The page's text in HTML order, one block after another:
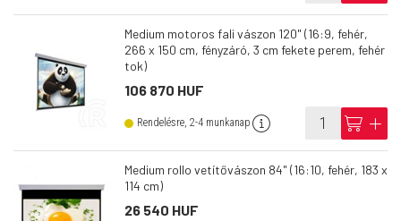
Medium motoros fali vászon 120" (16:9, fehér,
266 x 150 cm, fényzáró, 3 cm fekete perem, fehér
tok)
106 870 HUF
Rendelésre, 2-4 munkanap info cart add
Medium rollo vetítővászon 84" (16:10, fehér, 183 x
114 cm)
26 540 HUF